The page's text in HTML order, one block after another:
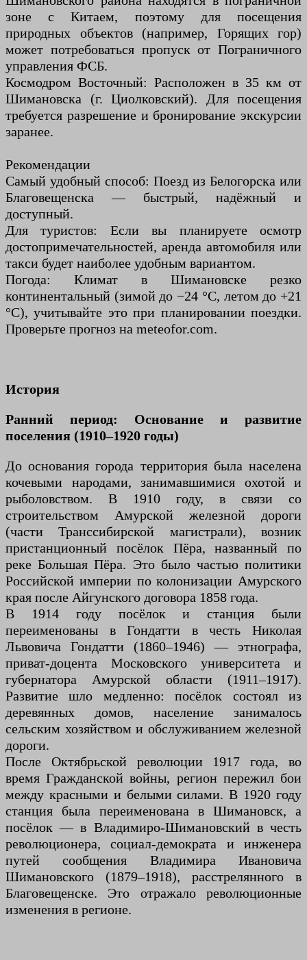
зоне с Китаем, поэтому для посещения
природных объектов (например, Горящих гор)
может потребоваться пропуск от Пограничного
управления ФСБ.
Космодром Восточный: Расположен в 35 км от
Шимановска (г. Циолковский). Для посещения
требуется разрешение и бронирование экскурсии
заранее.
Рекомендации
Самый удобный способ: Поезд из Белогорска или
Благовещенска — быстрый, надёжный и
доступный.
Для туристов: Если вы планируете осмотр
достопримечательностей, аренда автомобиля или
такси будет наиболее удобным вариантом.
Погода: Климат в Шимановске резко
континентальный (зимой до −24 °C, летом до +21
°C), учитывайте это при планировании поездки.
Проверьте прогноз на meteofor.com.
История
Ранний период: Основание и развитие
поселения (1910–1920 годы)
До основания города территория была населена
кочевыми народами, занимавшимися охотой и
рыболовством. В 1910 году, в связи со
строительством Амурской железной дороги
(части Транссибирской магистрали), возник
пристанционный посёлок Пёра, названный по
реке Большая Пёра. Это было частью политики
Российской империи по колонизации Амурского
края после Айгунского договора 1858 года.
В 1914 году посёлок и станция были
переименованы в Гондатти в честь Николая
Львовича Гондатти (1860–1946) — этнографа,
приват-доцента Московского университета и
губернатора Амурской области (1911–1917).
Развитие шло медленно: посёлок состоял из
деревянных домов, население занималось
сельским хозяйством и обслуживанием железной
дороги.
После Октябрьской революции 1917 года, во
время Гражданской войны, регион пережил бои
между красными и белыми силами. В 1920 году
станция была переименована в Шимановск, а
посёлок — в Владимиро-Шимановский в честь
революционера, социал-демократа и инженера
путей сообщения Владимира Ивановича
Шимановского (1879–1918), расстрелянного в
Благовещенске. Это отражало революционные
изменения в регионе.